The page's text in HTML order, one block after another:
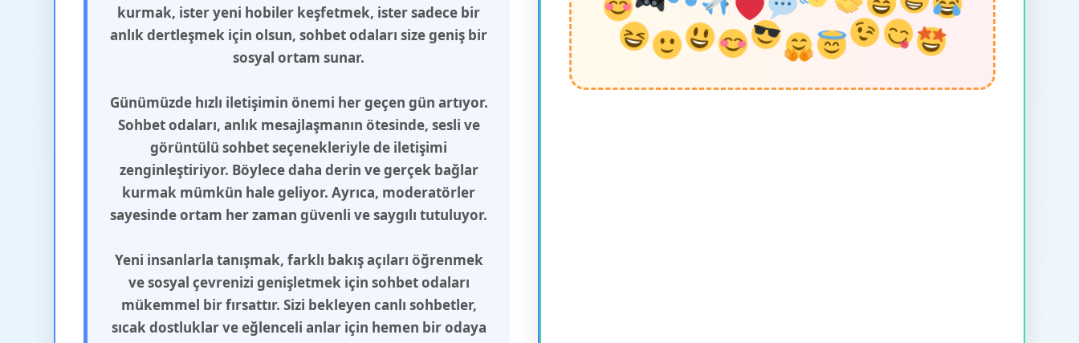
kurmak, ister yeni hobiler keşfetmek, ister sadece bir
anlık dertleşmek için olsun, sohbet odaları size geniş bir
sosyal ortam sunar.
Günümüzde hızlı iletişimin önemi her geçen gün artıyor.
Sohbet odaları, anlık mesajlaşmanın ötesinde, sesli ve
görüntülü sohbet seçenekleriyle de iletişimi
zenginleştiriyor. Böylece daha derin ve gerçek bağlar
kurmak mümkün hale geliyor. Ayrıca, moderatörler
sayesinde ortam her zaman güvenli ve saygılı tutuluyor.
Yeni insanlarla tanışmak, farklı bakış açıları öğrenmek
ve sosyal çevrenizi genişletmek için sohbet odaları
mükemmel bir fırsattır. Sizi bekleyen canlı sohbetler,
sıcak dostluklar ve eğlenceli anlar için hemen bir odaya